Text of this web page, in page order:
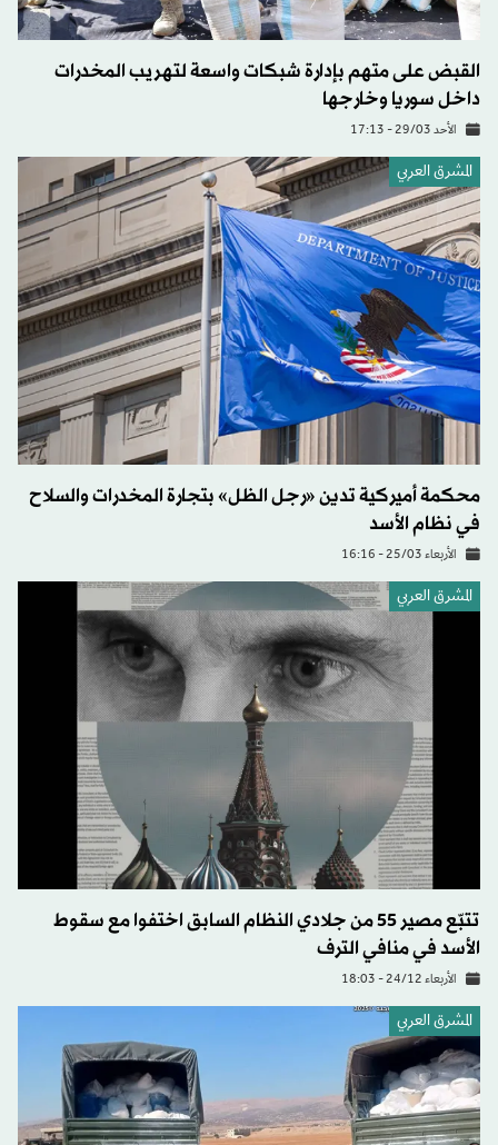
القبض على متهم بإدارة شبكات واسعة لتهريب المخدرات
داخل سوريا وخارجها
الأحد 29/03 - 17:13
المشرق العربي
محكمة أميركية تدين «رجل الظل» بتجارة المخدرات والسلاح
في نظام الأسد
الأربعاء 25/03 - 16:16
المشرق العربي
تتبّع مصير 55 من جلادي النظام السابق اختفوا مع سقوط
الأسد في منافي الترف
الأربعاء 24/12 - 18:03
المشرق العربي